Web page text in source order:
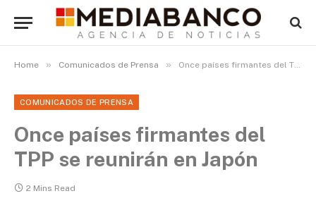
Home » Comunicados de Prensa » Once países firmantes del TPP se reunirán en Japón
COMUNICADOS DE PRENSA
Once países firmantes del
TPP se reunirán en Japón
2 Mins Read